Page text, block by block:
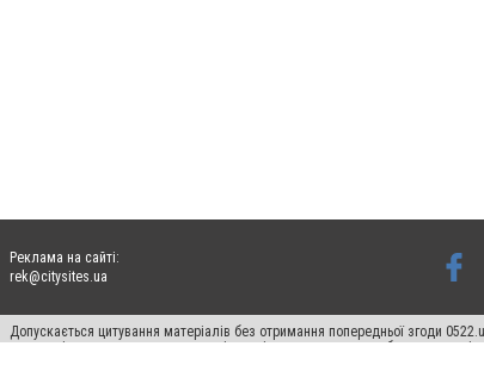
Реклама на сайті:
rek@citysites.ua
Допускається цитування матеріалів без отримання попередньої згоди
систем гіперпосилання на цитовані статті не нижче другого абзацу в